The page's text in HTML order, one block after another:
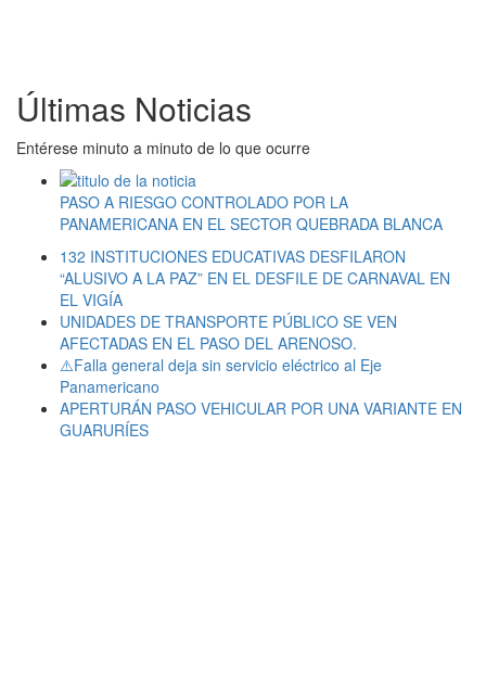
Últimas Noticias
Entérese minuto a minuto de lo que ocurre
PASO A RIESGO CONTROLADO POR LA
PANAMERICANA EN EL SECTOR QUEBRADA BLANCA
132 INSTITUCIONES EDUCATIVAS DESFILARON
“ALUSIVO A LA PAZ” EN EL DESFILE DE CARNAVAL EN
EL VIGÍA
UNIDADES DE TRANSPORTE PÚBLICO SE VEN
AFECTADAS EN EL PASO DEL ARENOSO.
⚠️Falla general deja sin servicio eléctrico al Eje
Panamericano
APERTURÁN PASO VEHICULAR POR UNA VARIANTE EN
GUARURÍES